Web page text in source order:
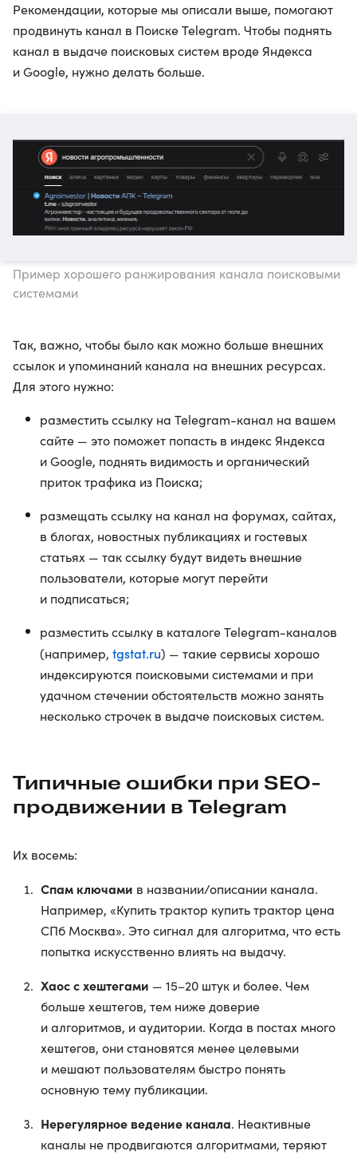
Рекомендации, которые мы описали выше, помогают
продвинуть канал в Поиске Telegram. Чтобы поднять
канал в выдаче поисковых систем вроде Яндекса
и Google, нужно делать больше.
Пример хорошего ранжирования канала поисковыми
системами
Так, важно, чтобы было как можно больше внешних
ссылок и упоминаний канала на внешних ресурсах.
Для этого нужно:
разместить ссылку на Telegram-канал на вашем
сайте — это поможет попасть в индекс Яндекса
и Google, поднять видимость и органический
приток трафика из Поиска;
размещать ссылку на канал на форумах, сайтах,
в блогах, новостных публикациях и гостевых
статьях — так ссылку будут видеть внешние
пользователи, которые могут перейти
и подписаться;
разместить ссылку в каталоге Telegram-каналов
(например, tgstat.ru) — такие сервисы хорошо
индексируются поисковыми системами и при
удачном стечении обстоятельств можно занять
несколько строчек в выдаче поисковых систем.
Типичные ошибки при SEO-
продвижении в Telegram
Их восемь:
Спам ключами в названии/описании канала.
Например, «Купить трактор купить трактор цена
СПб Москва». Это сигнал для алгоритма, что есть
попытка искусственно влиять на выдачу.
Хаос с хештегами — 15–20 штук и более. Чем
больше хештегов, тем ниже доверие
и алгоритмов, и аудитории. Когда в постах много
хештегов, они становятся менее целевыми
и мешают пользователям быстро понять
основную тему публикации.
Нерегулярное ведение канала. Неактивные
каналы не продвигаются алгоритмами, теряют